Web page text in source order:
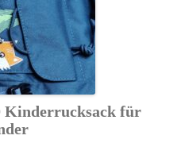
Kinderrucksack für